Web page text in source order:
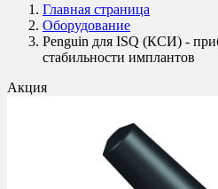
Главная страница
Оборудование
Penguin для ISQ (КСИ) -
стабильности имплантов
Акция